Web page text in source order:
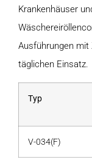
Krankenhäuser
Ausführungen mit
täglichen Einsatz.
Typ
V-034(F)